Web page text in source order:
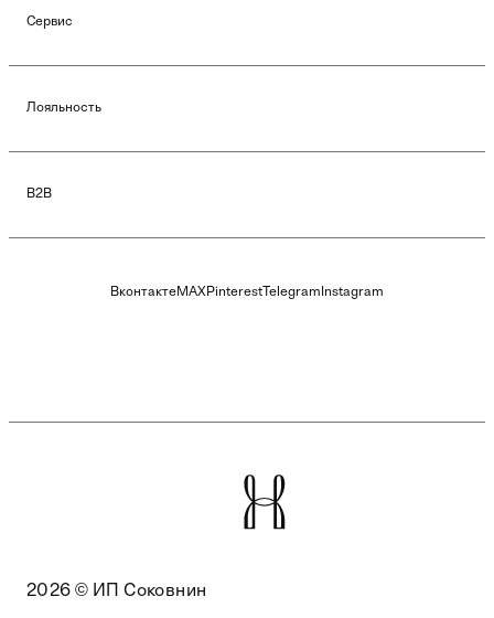
Сервис
Лояльность
B2B
ВконтактеMAXPinterest TelegramInstagram
2026 © ИП Соковнин